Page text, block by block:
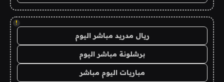
!
ريال مدريد مباشر اليوم
برشلونة مباشر اليوم
مباريات اليوم مباشر